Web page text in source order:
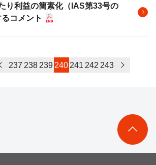
り利益の簡素化（IAS第33号の
コメント
237 238 239 240 241 242 243